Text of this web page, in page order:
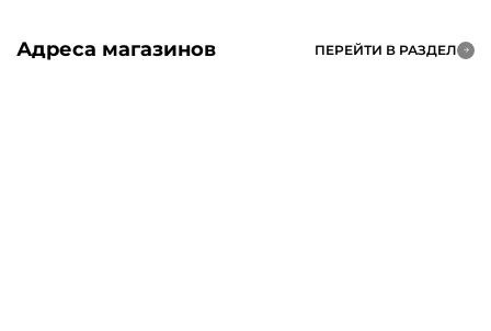
Адреса магазинов ПЕРЕЙТИ В РАЗДЕЛ